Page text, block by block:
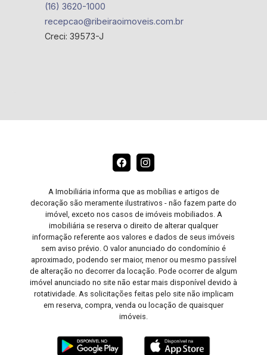
(16) 3620-1000
recepcao@ribeiraoimoveis.com.br
Creci: 39573-J
A Imobiliária informa que as mobílias e artigos de
decoração são meramente ilustrativos - não fazem parte do
imóvel, exceto nos casos de imóveis mobiliados. A
imobiliária se reserva o direito de alterar qualquer
informação referente aos valores e dados de seus imóveis
sem aviso prévio. O valor anunciado do condomínio é
aproximado, podendo ser maior, menor ou mesmo passível
de alteração no decorrer da locação. Pode ocorrer de algum
imóvel anunciado no site não estar mais disponível devido à
rotatividade. As solicitações feitas pelo site não implicam
em reserva, compra, venda ou locação de quaisquer
imóveis.